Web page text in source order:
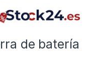
de batería